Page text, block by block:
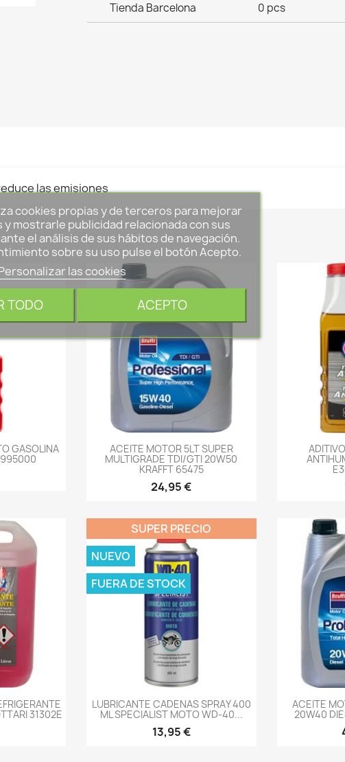
Tienda Barcelona 0 pcs
las emisiones
GASOLINA -->
ACEITE MOTOR 5LT SUPER
MULTIGRADE TDI/GTI 20W50
KRAFFT 65475
24,95 €
31302E
-->
LUBRICANTE CADENAS SPRAY 400
ML SPECIALIST MOTO WD-40...
13,95 €
SUPER PRECIO
NUEVO
FUERA DE STOCK
ACEITE
20W40
cookies propias y de terceros para mejorar
mostrarle publicidad relacionada con sus
el análisis de sus hábitos de navegación.
sobre su uso pulse el botón Acepto.
las cookies
TODO ACEPTO